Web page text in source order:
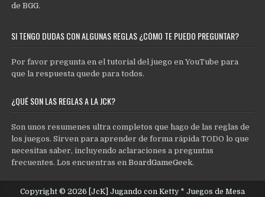
de BGG.
SI TENGO DUDAS CON ALGUNAS REGLAS ¿CÓMO TE PUEDO PREGUNTAR?
Por favor pregunta en el tutorial del juego en YouTube para
que la respuesta quede para todos.
¿QUÉ SON LAS REGLAS A LA JCK?
Son unos resumenes ultra completos que hago de las reglas de
los juegos. Sirven para aprender de forma rápida TODO lo que
necesitas saber, incluyendo aclaraciones a preguntas
frecuentes. Los encuentras enBoardGameGeek.
Copyright © 2026 [JcK] Jugando con Ketty * Juegos de Mesa